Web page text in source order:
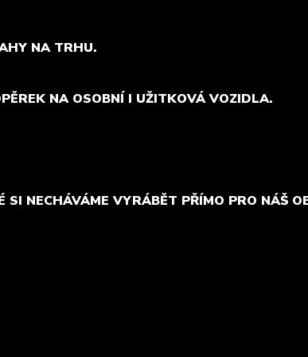
NA TRHU.
NA OSOBNÍ I UŽITKOVÁ VOZIDLA.
NECHÁVÁME VYRÁBĚT PŘÍMO PRO NÁŠ